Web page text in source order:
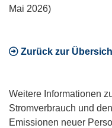
Mai 2026)
Zurück zur
Weitere Informationen
Stromverbrauch und
Emissionen neuer